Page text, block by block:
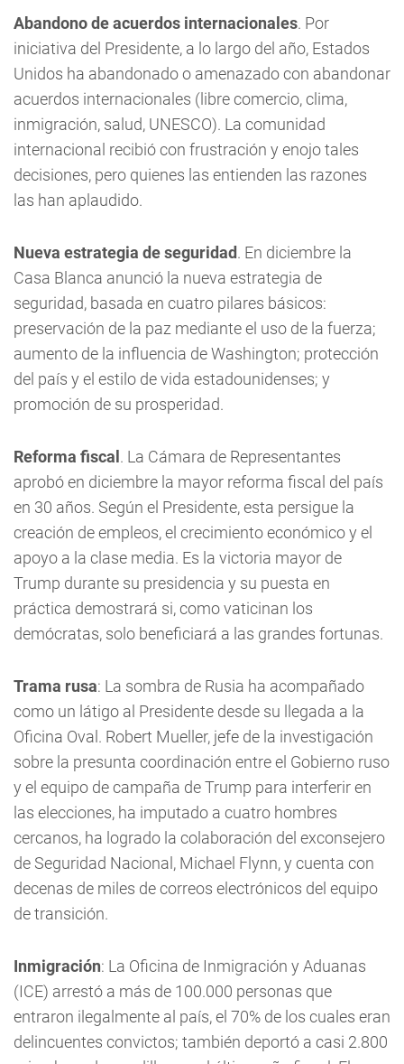
Abandono de acuerdos internacionales. Por
iniciativa del Presidente, a lo largo del año, Estados
Unidos ha abandonado o amenazado con abandonar
acuerdos internacionales (libre comercio, clima,
inmigración, salud, UNESCO). La comunidad
internacional recibió con frustración y enojo tales
decisiones, pero quienes las entienden las razones
las han aplaudido.
Nueva estrategia de seguridad. En diciembre la
Casa Blanca anunció la nueva estrategia de
seguridad, basada en cuatro pilares básicos:
preservación de la paz mediante el uso de la fuerza;
aumento de la influencia de Washington; protección
del país y el estilo de vida estadounidenses; y
promoción de su prosperidad.
Reforma fiscal . La Cámara de Representantes
aprobó en diciembre la mayor reforma fiscal del país
en 30 años. Según el Presidente, esta persigue la
creación de empleos, el crecimiento económico y el
apoyo a la clase media. Es la victoria mayor de
Trump durante su presidencia y su puesta en
práctica demostrará si, como vaticinan los
demócratas, solo beneficiará a las grandes fortunas.
Trama rusa: La sombra de Rusia ha acompañado
como un látigo al Presidente desde su llegada a la
Oficina Oval. Robert Mueller, jefe de la investigación
sobre la presunta coordinación entre el Gobierno ruso
y el equipo de campaña de Trump para interferir en
las elecciones, ha imputado a cuatro hombres
cercanos, ha logrado la colaboración del exconsejero
de Seguridad Nacional, Michael Flynn, y cuenta con
decenas de miles de correos electrónicos del equipo
de transición.
Inmigración: La Oficina de Inmigración y Aduanas
(ICE) arrestó a más de 100.000 personas que
entraron ilegalmente al país, el 70% de los cuales eran
delincuentes convictos; también deportó a casi 2.800